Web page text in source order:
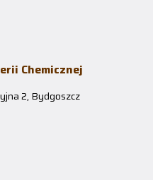
Chemicznej
2, Bydgoszcz